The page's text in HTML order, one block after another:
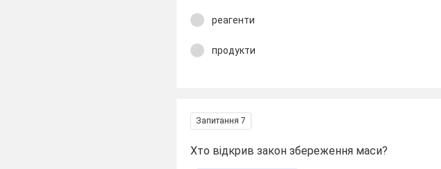
реагенти
продукти
Запитання 7
Хто відкрив закон збереження маси?